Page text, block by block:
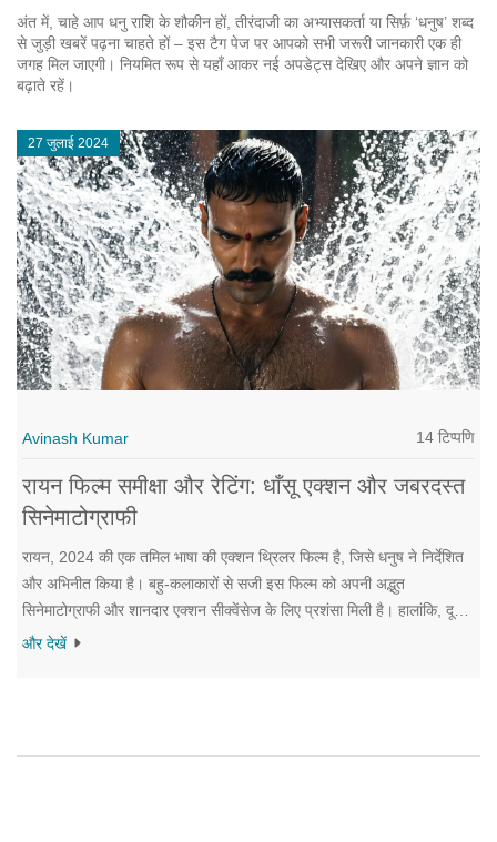
अंत में, चाहे आप धनु राशि के शौकीन हों, तीरंदाजी का अभ्यासकर्ता या सिर्फ़ ‘धनुष’ शब्द
से जुड़ी खबरें पढ़ना चाहते हों – इस टैग पेज पर आपको सभी जरूरी जानकारी एक ही
जगह मिल जाएगी। नियमित रूप से यहाँ आकर नई अपडेट्स देखिए और अपने ज्ञान को
बढ़ाते रहें।
27 जुलाई 2024
Avinash Kumar 14 टिप्पणि
रायन फिल्म समीक्षा और रेटिंग: धाँसू एक्शन और जबरदस्त
सिनेमाटोग्राफी
रायन, 2024 की एक तमिल भाषा की एक्शन थ्रिलर फिल्म है, जिसे धनुष ने निर्देशित
और अभिनीत किया है। बहु-कलाकारों से सजी इस फिल्म को अपनी अद्भुत
सिनेमाटोग्राफी और शानदार एक्शन सीक्वेंसेज के लिए प्रशंसा मिली है। हालांकि, दूसरा
हाफ कमजोर माना गया है। फिल्म का संगीत ए. आर. रहमान ने दिया है, जिसे
और देखें